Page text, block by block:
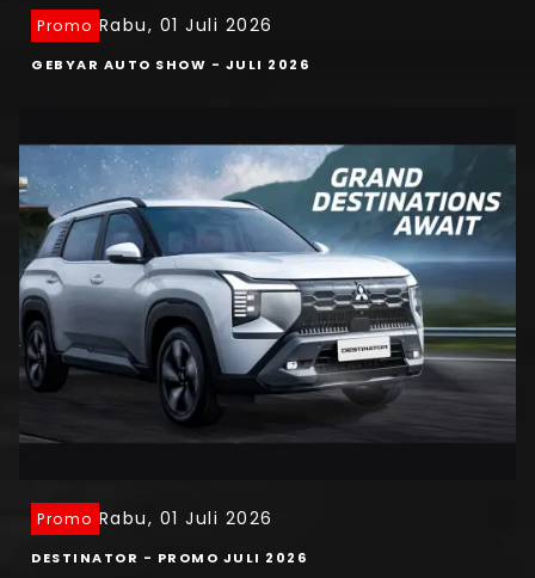
Promo Rabu, 01 Juli 2026
GEBYAR AUTO SHOW - JULI 2026
Promo Rabu, 01 Juli 2026
DESTINATOR - PROMO JULI 2026